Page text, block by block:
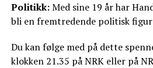
Politikk:Med sine 19 år har
bli en fremtredende politisk figur
Du kan følge med på dette
klokken 21.35 på NRK eller på